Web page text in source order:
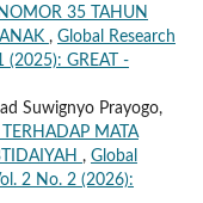
35 TAHUN
, Global Research
(2025): GREAT -
Suwignyo Prayogo,
MATA
, Global
2 No. 2 (2026):